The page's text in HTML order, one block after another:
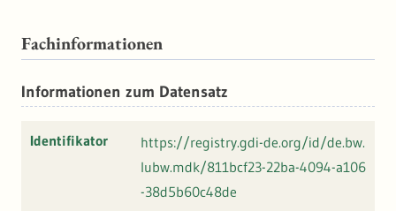
Fachinformationen
Informationen zum Datensatz
Identifikator
https://registry.gdi-de.org/id/de.bw.
lubw.mdk/811bcf23-22ba-4094-a106
-38d5b60c48de